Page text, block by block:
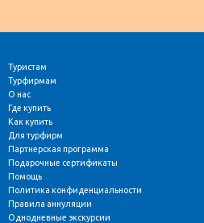
Туристам
Турфирмам
О нас
Где купить
Как купить
Для турфирм
Партнерская программа
Подарочные сертификаты
Помощь
Политика конфиденциальности
Правила аннуляции
Однодневные экскурсии